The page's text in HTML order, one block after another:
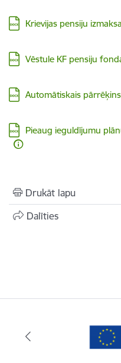
Lejupielādēt:
Krievijas pensiju
Lejupielādēt:
Vēstule KF pensiju
Lejupielādēt:
Automātiskais
Lejupielādēt:
Pieaug ieguldījumu
Drukāt lapu
Dalīties